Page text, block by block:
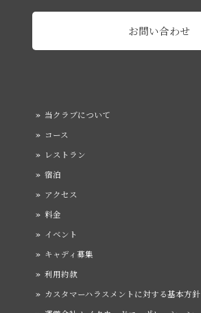
お問い合わせ
当クラブについて
コース
レストラン
宿泊
アクセス
料金
イベント
キャディ募集
利用約款
カスタマーハラスメントに対する基本方針